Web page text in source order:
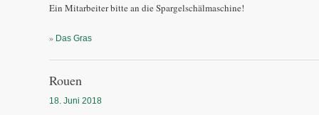
Ein Mitarbeiter bitte an die Spargelschälmaschine!
» Das Gras
Rouen
18. Juni 2018